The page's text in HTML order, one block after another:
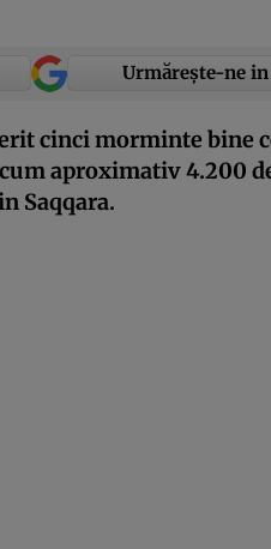
Urmărește-ne
cinci morminte bine
aproximativ 4.200
Saqqara.